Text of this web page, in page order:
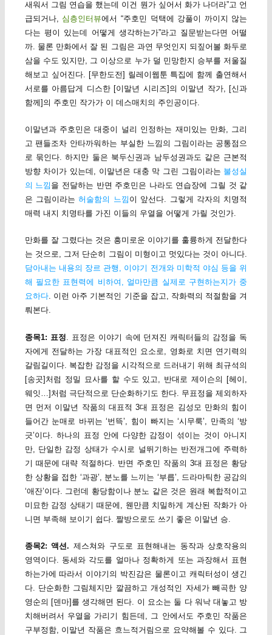
새워서 그림 연습을 했는데 이건 뭔가 싶어서 화가 나더라”고 언
급되거나, 심층인터뷰에서 “주호민 덕택에 강풀이 까이지 않는
다는 평이 있는데 어떻게 생각하는가”라고 질문받는다면 어떨
까. 물론 만화에서 잘 된 그림은 과연 무엇인지 되짚어볼 화두로
삼을 수도 있지만, 그 이상으로 누가 덜 민망한지 승부를 저울질
해보고 싶어진다. [무한도전] 릴레이웹툰 특집에 함께 출연해서
서로를 아름답게 디스한 [이말년 시리즈]의 이말년 작가, [신과
함께]의 주호민 작가가 이 데스매치의 주인공이다.
이말년과 주호민은 대중이 널리 인정하는 재미있는 만화, 그리
고 팬들조차 안타까워하는 부실한 느낌의 그림이라는 공통점으
로 묶인다. 하지만 둘은 북두신권과 남두성권과도 같은 근본적
방향 차이가 있는데, 이말년은 대충 막 그린 그림이라는 불성실
의 느낌 을 전달하는 반면 주호민은 나라도 연습장에 그릴 것 같
은 그림이라는허술함의 느낌 이 앞선다. 그렇게 각자의 치명적
매력 내지 치명타를 가진 이들의 우열을 어떻게 가릴 것인가.
만화를 잘 그렸다는 것은 흥미로운 이야기를 훌륭하게 전달한다
는 것으로, 그저 단순히 그림이 미형이고 멋있다는 것이 아니다.
담아내는 내용의 장르 관행, 이야기 전개와 미학적 야심 등을 위
해 필요한 표현력에 비하여, 얼마만큼 실제로 구현하는지가 중
요하다. 이런 아주 기본적인 기준을 잡고, 작화력의 적절함을 겨
뤄본다.
종목1: 표정 . 표정은 이야기 속에 던져진 캐릭터들의 감정을 독
자에게 전달하는 가장 대표적인 요소로, 영화로 치면 연기력의
갈림길이다. 복잡한 감정을 시각적으로 드러내기 위해 최규석의
[송곳]처럼 정밀 묘사를 할 수도 있고, 반대로 제이슨의 [헤이,
웨잇…]처럼 극단적으로 단순화하기도 한다. 무표정을 제외하자
면 먼저 이말년 작품의 대표적 3대 표정은 김성모 만화의 힘이
들어간 눈매로 바뀌는 ‘번뜩’, 힘이 빠지는 ‘시무룩’, 만족의 ‘방
긋’이다. 하나의 표정 안에 다양한 감정이 섞이는 것이 아니지
만, 단일한 감정 상태가 수시로 널뛰기하는 반전개그에 주력하
기 때문에 대략 적절하다. 반면 주호민 작품의 3대 표정은 황당
한 상황을 접한 ‘과광’, 분노를 느끼는 ‘부릅’, 드라마틱한 공감의
‘애잔’이다. 그런데 황당함이나 분노 같은 것은 원래 복합적이고
미묘한 감정 상태기 때문에, 웬만큼 치밀하게 계산된 작화가 아
니면 부족해 보이기 쉽다. 짤방으로도 쓰기 좋은 이말년 승.
종목2: 액션. 제스쳐와 구도로 표현해내는 동작과 상호작용의
영역이다. 동세와 각도를 얼마나 정확하게 또는 과장해서 표현
하는가에 따라서 이야기의 박진감은 물론이고 캐릭터성이 생긴
다. 단순화한 그림체지만 깔끔하고 개성적인 자세가 빼곡한 양
영순의 [덴마]를 생각해면 된다. 이 요소는 둘 다 워낙 대놓고 방
치해버려서 우열을 가리기 힘든데, 그 안에서도 주호민 작품은
구부정함, 이말년 작품은 흐느적거림으로 요약해볼 수 있다. 그